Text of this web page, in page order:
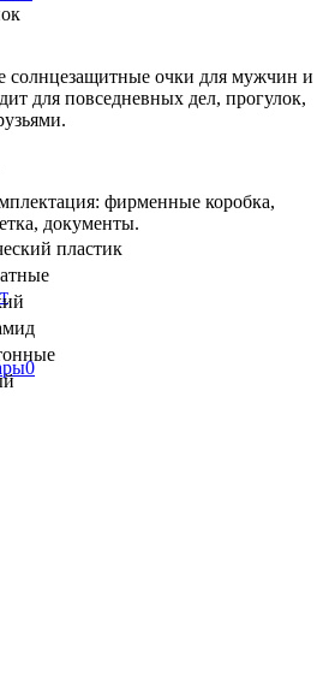
0
солнцезащитные очки для мужчин и
для повседневных дел, прогулок,
фирменные коробка,
документы.
пластик